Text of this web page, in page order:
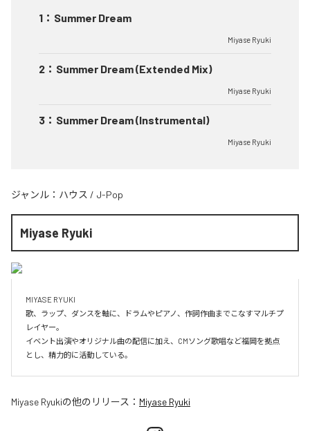
1 ： Summer Dream
Miyase Ryuki
2 ： Summer Dream (Extended Mix)
Miyase Ryuki
3 ： Summer Dream (Instrumental)
Miyase Ryuki
ジャンル： ハウス / J-Pop
Miyase Ryuki
MIYASE RYUKI
歌、ラップ、ダンスを軸に、ドラムやピアノ、作詞作曲までこなすマルチプ
レイヤー。
イベント出演やオリジナル曲の配信に加え、CMソング歌唱など福岡を拠点
とし、精力的に活動している。
Miyase Ryukiの他のリリース： Miyase Ryuki